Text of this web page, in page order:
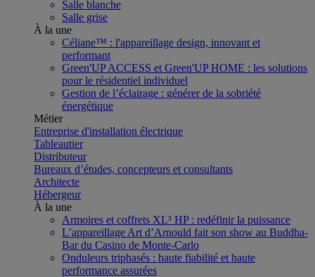
Salle blanche
Salle grise
À la une
Céliane™ : l'appareillage design, innovant et
performant
Green'UP ACCESS et Green'UP HOME : les solutions
pour le résidentiel individuel
Gestion de l’éclairage : générer de la sobriété
énergétique
Métier
Entreprise d'installation électrique
Tableautier
Distributeur
Bureaux d’études, concepteurs et consultants
Architecte
Hébergeur
À la une
Armoires et coffrets XL³ HP : redéfinir la puissance
L’appareillage Art d’Arnould fait son show au Buddha-
Bar du Casino de Monte-Carlo
Onduleurs triphasés : haute fiabilité et haute
performance assurées